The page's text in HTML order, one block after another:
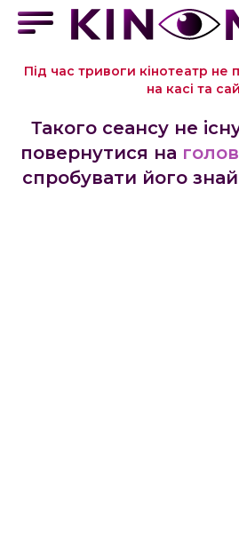
Під час тривоги кінотеатр не
на касі та
Такого сеансу не
повернутися на
спробувати його